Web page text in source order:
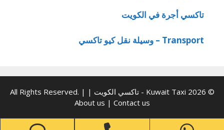
تاكسي أجرة في الكويت
Transport – وسيلة نقل كيو تاكسي
© 2026 Kuwait Taxi - تاكسي الكويت | All Rights Reserved. |
About us | Contact us